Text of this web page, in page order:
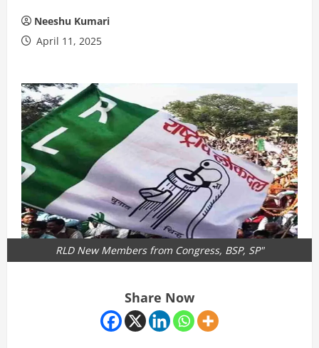
Neeshu Kumari
April 11, 2025
RLD New Members from Congress, BSP, SP"
Share Now